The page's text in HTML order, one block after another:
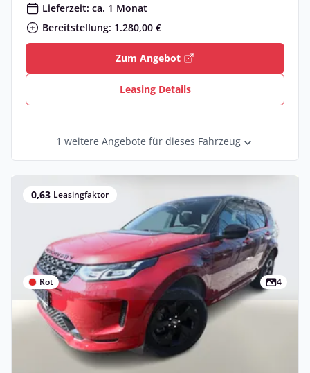
Lieferzeit: ca. 1 Monat
Bereitstellung: 1.280,00 €
Zum Angebot
Leasing Details
1 weitere Angebote für dieses Fahrzeug
0,63 Leasingfaktor
Rot 4
Privat & Gewerbe Neu
Land Rover Discovery Sport P200 AWD
Urban Edition PanoD Nav Leasing privat